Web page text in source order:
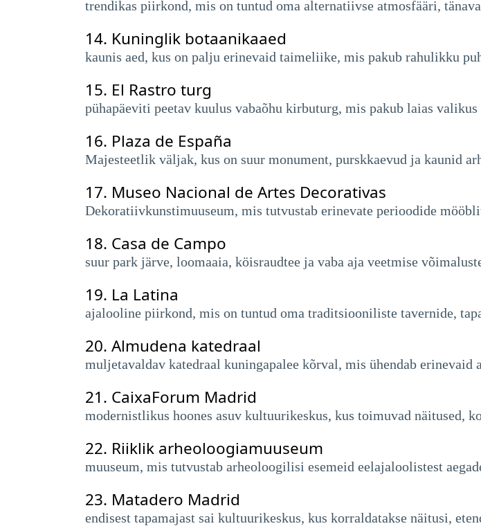
trendikas piirkond, mis on tuntud oma alternatiivse atmosfääri,
14. Kuninglik botaanikaaed
kaunis aed, kus on palju erinevaid taimeliike, mis pakub rahulikku
15. El Rastro turg
pühapäeviti peetav kuulus vabaõhu kirbuturg, mis pakub laias
16. Plaza de España
Majesteetlik väljak, kus on suur monument, purskkaevud ja kaunid
17. Museo Nacional de Artes Decorativas
Dekoratiivkunstimuuseum, mis tutvustab erinevate perioodide
18. Casa de Campo
suur park järve, loomaaia, köisraudtee ja vaba aja veetmise
19. La Latina
ajalooline piirkond, mis on tuntud oma traditsiooniliste tavernide,
20. Almudena katedraal
muljetavaldav katedraal kuningapalee kõrval, mis ühendab
21. CaixaForum Madrid
modernistlikus hoones asuv kultuurikeskus, kus toimuvad näitused,
22. Riiklik arheoloogiamuuseum
muuseum, mis tutvustab arheoloogilisi esemeid eelajaloolistest
23. Matadero Madrid
endisest tapamajast sai kultuurikeskus, kus korraldatakse näitusi,